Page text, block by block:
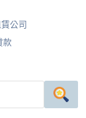
es
公司
款